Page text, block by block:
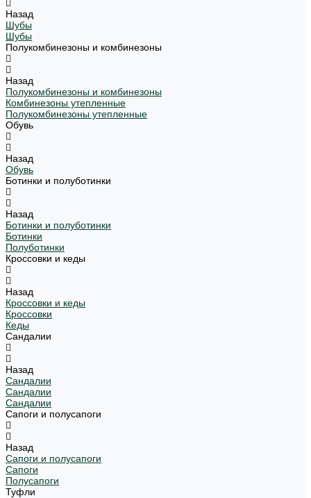
Назад
Шубы
Шубы
Полукомбинезоны и комбинезоны
Назад
Полукомбинезоны и комбинезоны
Комбинезоны утепленные
Полукомбинезоны утепленные
Обувь
Назад
Обувь
Ботинки и полуботинки
Назад
Ботинки и полуботинки
Ботинки
Полуботинки
Кроссовки и кеды
Назад
Кроссовки и кеды
Кроссовки
Кеды
Сандалии
Назад
Сандалии
Сандалии
Сандалии
Сапоги и полусапоги
Назад
Сапоги и полусапоги
Сапоги
Полусапоги
Туфли